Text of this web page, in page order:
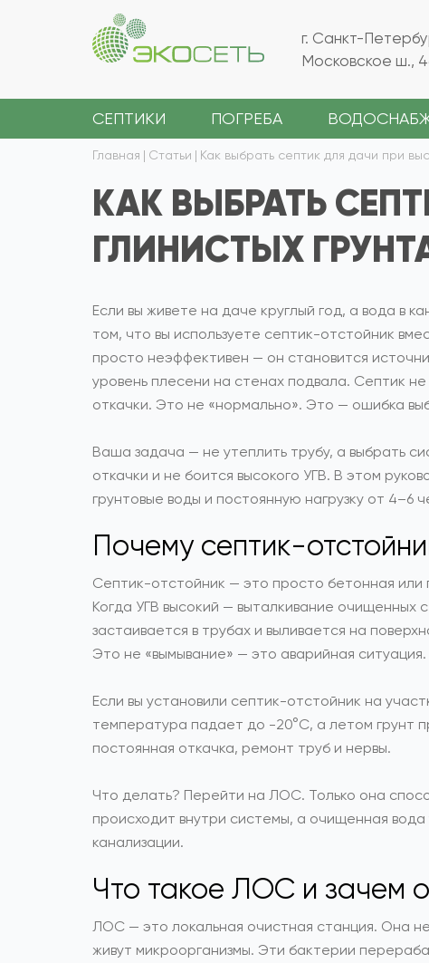
г. Санкт-
Московское ш.,
СЕПТИКИ ПОГРЕБА
Главная | Статьи | Как выбрать септик для дачи при
КАК ВЫБРАТЬ
ГЛИНИСТЫХ
Если вы живете на даче круглый год, а вода в
том, что вы используете септик-отстойник
просто неэффективен — он становится
уровень плесени на стенах подвала. Септик
откачки. Это не «нормально». Это — ошибка
Ваша задача — не утеплить трубу, а выбрать
откачки и не боится высокого УГВ. В этом
грунтовые воды и постоянную нагрузку от 4–6
Почему септик-
Септик-отстойник — это просто бетонная или
Когда УГВ высокий — выталкивание очищенных
застаивается в трубах и выливается на
Это не «вымывание» — это аварийная ситуация.
Если вы установили септик-отстойник на
температура падает до -20°C, а летом грунт
постоянная откачка, ремонт труб и нервы.
Что делать? Перейти на ЛОС. Только она
происходит внутри системы, а очищенная
канализации.
Что такое ЛОС и зачем
ЛОС — это локальная очистная станция. Она
живут микроорганизмы. Эти бактерии